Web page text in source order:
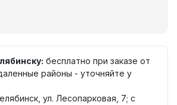
бесплатно при заказе от
районы - уточняйте у
ул. Лесопарковая, 7; с